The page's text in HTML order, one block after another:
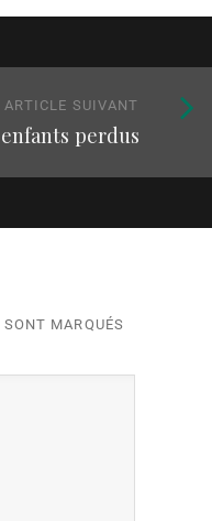
ARTICLE SUIVANT
perdus
Article
MARQUÉS